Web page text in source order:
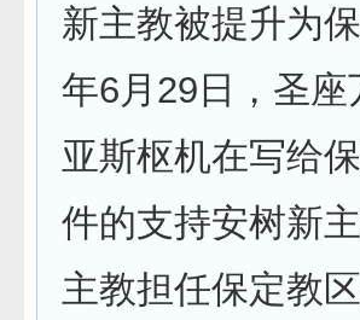
新主教被提升为
年6月29日，圣
亚斯枢机在写给
件的支持安树新
主教担任保定教